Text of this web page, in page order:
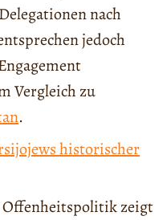
nach
jedoch
Vergleich zu
.
historischer
Offenheitspolitik zeigt